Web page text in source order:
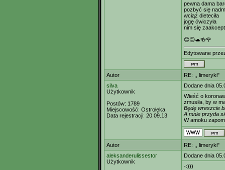
pewna dama
pozbyć się
wciąż dieteciła
jogę ćwiczyła
nim się
😊😉🐢🍻🌹
Edytowane
Autor
RE: ,, limeryki"
silva
Użytkownik
Postów: 1789
Miejscowość: Ostrołęka
Data rejestracji: 20.09.13
Dodane dnia
Wieść o
zmusiła, by w
Będę wreszcie
A mnie przyda
W amoku
Autor
RE: ,, limeryki"
aleksanderulissestor
Użytkownik
Dodane dnia
-:)))